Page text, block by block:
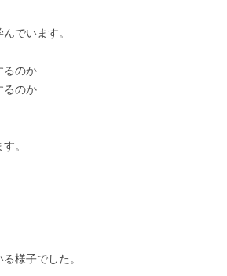
でいます。
るのか
るのか
。
様子でした。